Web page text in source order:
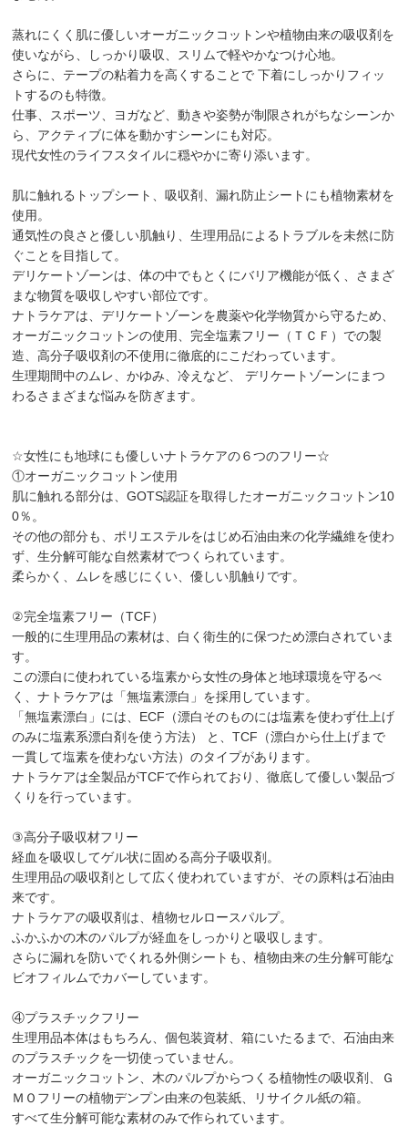
蒸れにくく肌に優しいオーガニックコットンや植物由来の吸収剤を
使いながら、しっかり吸収、スリムで軽やかなつけ心地。
さらに、テープの粘着力を高くすることで 下着にしっかりフィッ
トするのも特徴。
仕事、スポーツ、ヨガなど、動きや姿勢が制限されがちなシーンか
ら、アクティブに体を動かすシーンにも対応。
現代女性のライフスタイルに穏やかに寄り添います。
肌に触れるトップシート、吸収剤、漏れ防止シートにも植物素材を
使用。
通気性の良さと優しい肌触り、生理用品によるトラブルを未然に防
ぐことを目指して。
デリケートゾーンは、体の中でもとくにバリア機能が低く、さまざ
まな物質を吸収しやすい部位です。
ナトラケアは、デリケートゾーンを農薬や化学物質から守るため、
オーガニックコットンの使用、完全塩素フリー（ＴＣＦ）での製
造、高分子吸収剤の不使用に徹底的にこだわっています。
生理期間中のムレ、かゆみ、冷えなど、 デリケートゾーンにまつ
わるさまざまな悩みを防ぎます。
☆女性にも地球にも優しいナトラケアの６つのフリー☆
①オーガニックコットン使用
肌に触れる部分は、GOTS認証を取得したオーガニックコットン10
0％。
その他の部分も、ポリエステルをはじめ石油由来の化学繊維を使わ
ず、生分解可能な自然素材でつくられています。
柔らかく、ムレを感じにくい、優しい肌触りです。
②完全塩素フリー（TCF）
一般的に生理用品の素材は、白く衛生的に保つため漂白されていま
す。
この漂白に使われている塩素から女性の身体と地球環境を守るべ
く、ナトラケアは「無塩素漂白」を採用しています。
「無塩素漂白」には、ECF（漂白そのものには塩素を使わず仕上げ
のみに塩素系漂白剤を使う方法） と、TCF（漂白から仕上げまで
一貫して塩素を使わない方法）のタイプがあります。
ナトラケアは全製品がTCFで作られており、徹底して優しい製品づ
くりを行っています。
③高分子吸収材フリー
経血を吸収してゲル状に固める高分子吸収剤。
生理用品の吸収剤として広く使われていますが、その原料は石油由
来です。
ナトラケアの吸収剤は、植物セルロースパルプ。
ふかふかの木のパルプが経血をしっかりと吸収します。
さらに漏れを防いでくれる外側シートも、植物由来の生分解可能な
ビオフィルムでカバーしています。
④プラスチックフリー
生理用品本体はもちろん、個包装資材、箱にいたるまで、石油由来
のプラスチックを一切使っていません。
オーガニックコットン、木のパルプからつくる植物性の吸収剤、Ｇ
ＭＯフリーの植物デンプン由来の包装紙、リサイクル紙の箱。
すべて生分解可能な素材のみで作られています。